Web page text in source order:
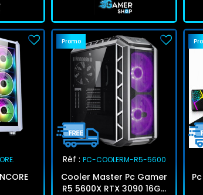
Promo
Réf : PC-COOLERM-R5-5600
Cooler Master Pc Gamer
R5 5600X RTX 3090 16Go